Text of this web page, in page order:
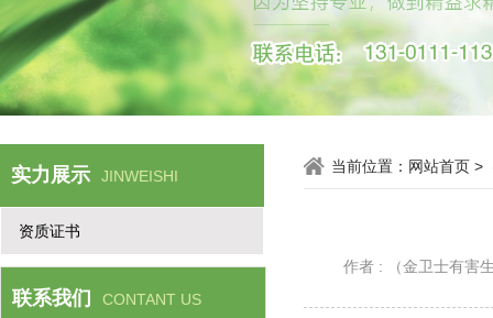
实力展示 JINWEISHI
资质证书
联系我们 CONTANT US
当前位置： 网站首页 >
作者 : （金卫士有害